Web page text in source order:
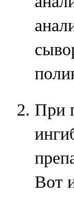
При
Вот